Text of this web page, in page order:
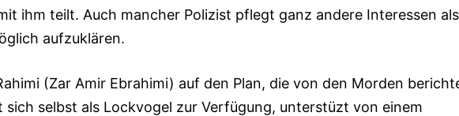
ihm teilt. Auch mancher Polizist pflegt ganz andere Interessen als
aufzuklären.
(Zar Amir Ebrahimi) auf den Plan, die von den Morden
sich selbst als Lockvogel zur Verfügung, unterstüzt von einem